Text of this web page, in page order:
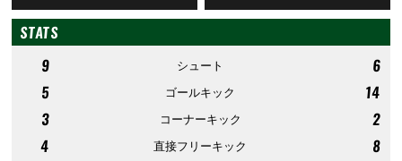
STATS
9
シュート
6
5
ゴールキック
14
3
コーナーキック
2
4
直接フリーキック
8